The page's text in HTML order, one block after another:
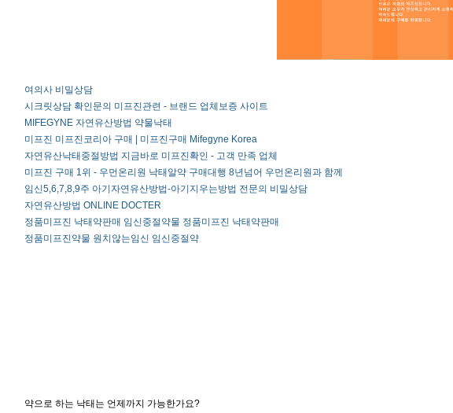
여의사 비밀상담
시크릿상담 확인문의 미프진관련 - 브랜드 업체보증 사이트
MIFEGYNE 자연유산방법 약물낙태
미프진 미프진코리아 구매 | 미프진구매 Mifegyne Korea
자연유산낙태중절방법 지금바로 미프진확인 - 고객 만족 업체
미프진 구매 1위 - 우먼온리원 낙태알약 구매대행 8년넘어 우먼온리원과 함께
임신5,6,7,8,9주 아기자연유산방법-아기지우는방법 전문의 비밀상담
자연유산방법 ONLINE DOCTER
정품미프진 낙태약판매 임신중절약물 정품미프진 낙태약판매
정품미프진약물 원치않는임신 임신중절약
약으로 하는 낙태는 언제까지 가능한가요?